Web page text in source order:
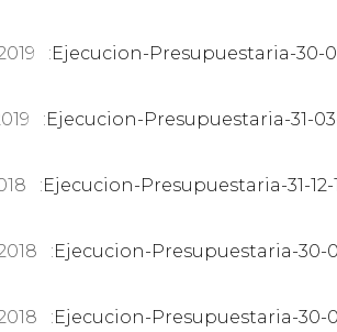
:Ejecucion-Presupuestaria-30-
:Ejecucion-Presupuestaria-31-
:Ejecucion-Presupuestaria-31-
:Ejecucion-Presupuestaria-30-
:Ejecucion-Presupuestaria-30-